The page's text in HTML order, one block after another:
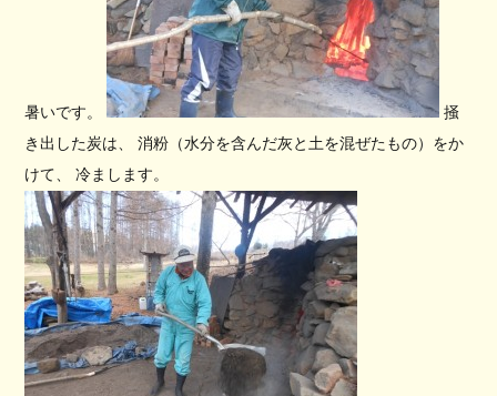
暑いです。
掻
き出した炭は、 消粉（水分を含んだ灰と土を混ぜたもの）をか
けて、 冷まします。